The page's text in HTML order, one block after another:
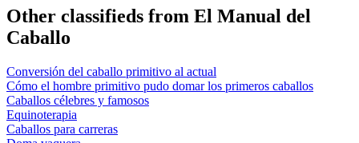
Other classifieds from El Manual del
Caballo
Conversión del caballo primitivo al actual
Cómo el hombre primitivo pudo domar los primeros caballos
Caballos célebres y famosos
Equinoterapia
Caballos para carreras